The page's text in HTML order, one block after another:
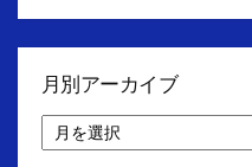
月別アーカイブ
別